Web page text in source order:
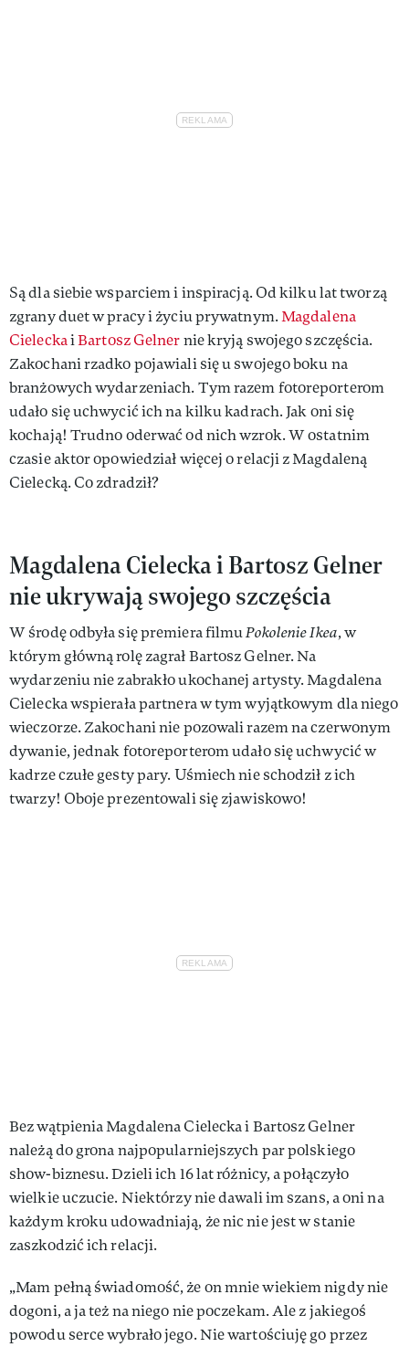
Są dla siebie wsparciem i inspiracją. Od kilku lat tworzą
zgrany duet w pracy i życiu prywatnym.Magdalena
CieleckaiBartosz Gelnernie kryją swojego szczęścia.
Zakochani rzadko pojawiali się u swojego boku na
branżowych wydarzeniach. Tym razem fotoreporterom
udało się uchwycić ich na kilku kadrach. Jak oni się
kochają! Trudno oderwać od nich wzrok. W ostatnim
czasie aktor opowiedział więcej o relacji z Magdaleną
Cielecką. Co zdradził?
Magdalena Cielecka i Bartosz Gelner
nie ukrywają swojego szczęścia
W środę odbyła się premiera filmuPokolenie Ikea, w
którym główną rolę zagrał Bartosz Gelner. Na
wydarzeniu nie zabrakło ukochanej artysty. Magdalena
Cielecka wspierała partnera w tym wyjątkowym dla niego
wieczorze. Zakochani nie pozowali razem na czerwonym
dywanie, jednak fotoreporterom udało się uchwycić w
kadrze czułe gesty pary. Uśmiech nie schodził z ich
twarzy! Oboje prezentowali się zjawiskowo!
Bez wątpienia Magdalena Cielecka i Bartosz Gelner
należą do grona najpopularniejszych par polskiego
show-biznesu. Dzieli ich 16 lat różnicy, a połączyło
wielkie uczucie. Niektórzy nie dawali im szans, a oni na
każdym kroku udowadniają, że nic nie jest w stanie
zaszkodzić ich relacji.
„Mam pełną świadomość, że on mnie wiekiem nigdy nie
dogoni, a ja też na niego nie poczekam. Ale z jakiegoś
powodu serce wybrało jego. Nie wartościuję go przez